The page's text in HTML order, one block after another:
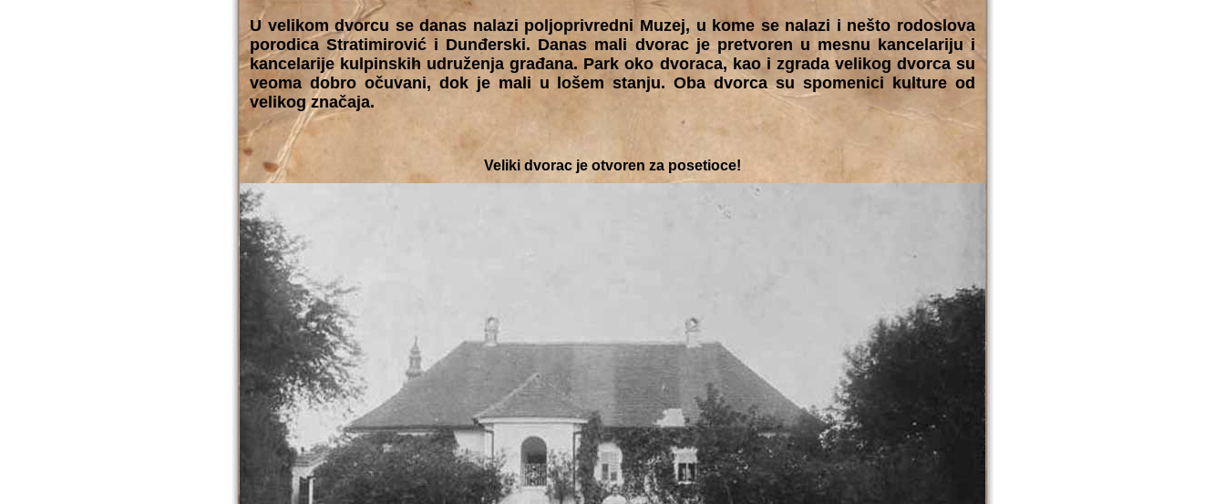
U velikom dvorcu se danas nalazi poljoprivredni Muzej, u kome se nalazi i nešto rodoslova
porodica Stratimirović i Dunđerski. Danas mali dvorac je pretvoren u mesnu kancelariju i
kancelarije kulpinskih udruženja građana. Park oko dvoraca, kao i zgrada velikog dvorca su
veoma dobro očuvani, dok je mali u lošem stanju. Oba dvorca su spomenici kulture od
velikog značaja.
Veliki dvorac je otvoren za posetioce!